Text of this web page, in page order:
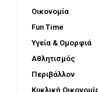
Οικονομία
Fun Time
Υγεία & Ομορφιά
Αθλητισμός
Περιβάλλον
Κυκλική